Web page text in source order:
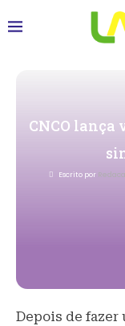
CNCO
Escrito por
Depois de fazer